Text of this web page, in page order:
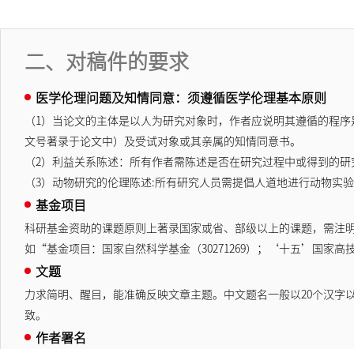
二、对稿件的要求
医学伦理问题及知情同意：须遵循医学伦理基本原则
（1）当论文的主体是以人为研究对象时，作者应说明其遵循的
文号著录于论文中）及受试对象或其亲属的知情同意书。
（2）利益关系陈述：所有作者需陈述是否在研究过程中或得到
（3）动物研究的伦理陈述:所有研究人员需提倡人道地进行动物
基金项目
科研基金资助的课题原则上著录国家或省、部级以上的课题，需
如“基金项目：国家自然科学基金（30271269）；‘十五’国家高
文题
力求简明、醒目，能准确反映文章主题。中文题名一般以20个汉
致。
作者署名